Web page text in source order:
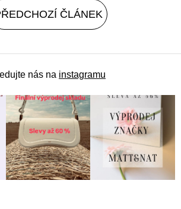
ČLÁNEK
nás na instagramu